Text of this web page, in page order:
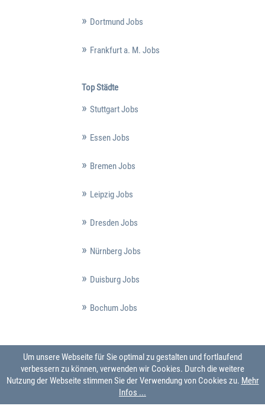
Dortmund Jobs
Frankfurt a. M. Jobs
Top Städte
Stuttgart Jobs
Essen Jobs
Bremen Jobs
Leipzig Jobs
Dresden Jobs
Nürnberg Jobs
Duisburg Jobs
Bochum Jobs
Um unsere Webseite für Sie optimal zu gestalten und fortlaufend
verbessern zu können, verwenden wir Cookies. Durch die weitere
Nutzung der Webseite stimmen Sie der Verwendung von Cookies zu. Mehr
Infos ...